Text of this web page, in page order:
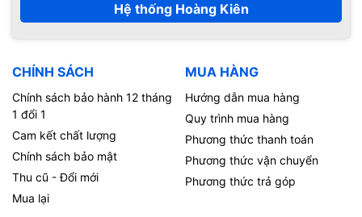
Hệ thống Hoàng Kiên
CHÍNH SÁCH
Chính sách bảo hành 12 tháng
1 đổi 1
Cam kết chất lượng
Chính sách bảo mật
Thu cũ - Đổi mới
Mua lại
MUA HÀNG
Hướng dẫn mua hàng
Quy trình mua hàng
Phương thức thanh toán
Phương thức vận chuyển
Phương thức trả góp